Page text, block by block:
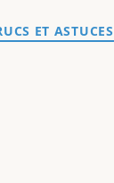
ET ASTUCES